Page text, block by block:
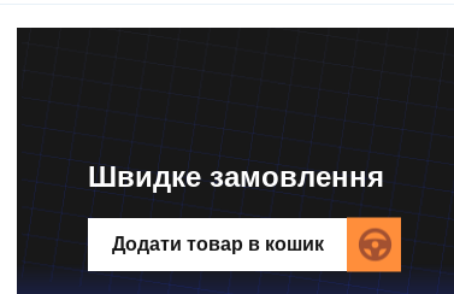
Швидке замовлення
Додати товар в кошик